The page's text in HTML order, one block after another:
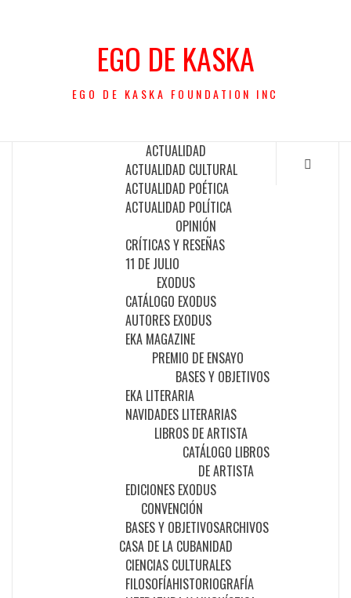
EGO DE KASKA
EGO DE KASKA FOUNDATION INC
ACTUALIDAD
ACTUALIDAD CULTURAL
ACTUALIDAD POÉTICA
ACTUALIDAD POLÍTICA
OPINIÓN
CRÍTICAS Y RESEÑAS
11 DE JULIO
EXODUS
CATÁLOGO EXODUS
AUTORES EXODUS
EKA MAGAZINE
PREMIO DE ENSAYO
BASES Y OBJETIVOS
EKA LITERARIA
NAVIDADES LITERARIAS
LIBROS DE ARTISTA
CATÁLOGO LIBROS
DE ARTISTA
EDICIONES EXODUS
CONVENCIÓN
BASES Y OBJETIVOSARCHIVOS
CASA DE LA CUBANIDAD
CIENCIAS CULTURALES
FILOSOFÍAHISTORIOGRAFÍA